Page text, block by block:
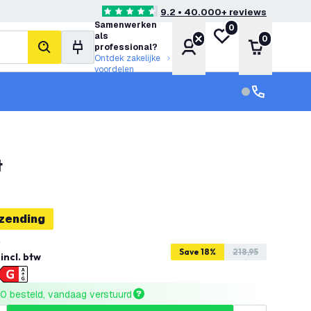
4.6 score sterren9.2 • 40.000+ reviews
zoeken
Samenwerken
als
professional?
Ontdek zakelijke
voordelen
Account
Mijn verlanglijst
0
0
incl. btw Save 18% 218,95
besteld, vandaag verstuurd